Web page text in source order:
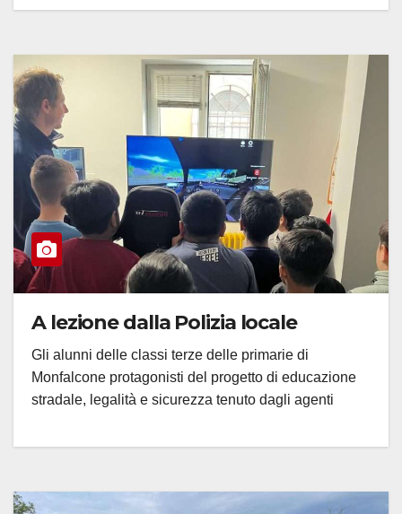
A lezione dalla Polizia locale
Gli alunni delle classi terze delle primarie di
Monfalcone protagonisti del progetto di educazione
stradale, legalità e sicurezza tenuto dagli agenti